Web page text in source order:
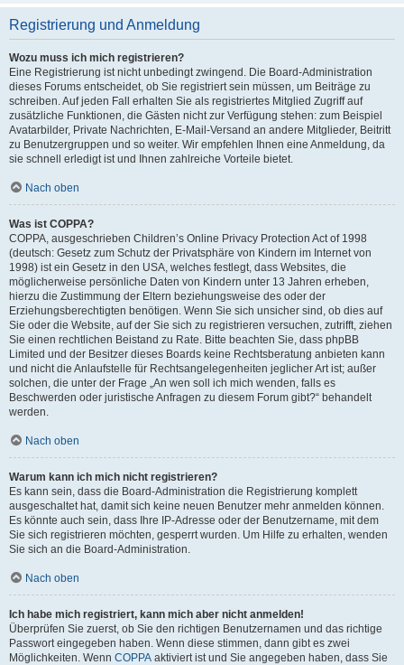
Registrierung und Anmeldung
Wozu muss ich mich registrieren?
Eine Registrierung ist nicht unbedingt zwingend. Die Board-Administration
dieses Forums entscheidet, ob Sie registriert sein müssen, um Beiträge zu
schreiben. Auf jeden Fall erhalten Sie als registriertes Mitglied Zugriff auf
zusätzliche Funktionen, die Gästen nicht zur Verfügung stehen: zum Beispiel
Avatarbilder, Private Nachrichten, E-Mail-Versand an andere Mitglieder, Beitritt
zu Benutzergruppen und so weiter. Wir empfehlen Ihnen eine Anmeldung, da
sie schnell erledigt ist und Ihnen zahlreiche Vorteile bietet.
Nach oben
Was ist COPPA?
COPPA, ausgeschrieben Children’s Online Privacy Protection Act of 1998
(deutsch: Gesetz zum Schutz der Privatsphäre von Kindern im Internet von
1998) ist ein Gesetz in den USA, welches festlegt, dass Websites, die
möglicherweise persönliche Daten von Kindern unter 13 Jahren erheben,
hierzu die Zustimmung der Eltern beziehungsweise des oder der
Erziehungsberechtigten benötigen. Wenn Sie sich unsicher sind, ob dies auf
Sie oder die Website, auf der Sie sich zu registrieren versuchen, zutrifft, ziehen
Sie einen rechtlichen Beistand zu Rate. Bitte beachten Sie, dass phpBB
Limited und der Besitzer dieses Boards keine Rechtsberatung anbieten kann
und nicht die Anlaufstelle für Rechtsangelegenheiten jeglicher Art ist; außer
solchen, die unter der Frage „An wen soll ich mich wenden, falls es
Beschwerden oder juristische Anfragen zu diesem Forum gibt?“ behandelt
werden.
Nach oben
Warum kann ich mich nicht registrieren?
Es kann sein, dass die Board-Administration die Registrierung komplett
ausgeschaltet hat, damit sich keine neuen Benutzer mehr anmelden können.
Es könnte auch sein, dass Ihre IP-Adresse oder der Benutzername, mit dem
Sie sich registrieren möchten, gesperrt wurden. Um Hilfe zu erhalten, wenden
Sie sich an die Board-Administration.
Nach oben
Ich habe mich registriert, kann mich aber nicht anmelden!
Überprüfen Sie zuerst, ob Sie den richtigen Benutzernamen und das richtige
Passwort eingegeben haben. Wenn diese stimmen, dann gibt es zwei
Möglichkeiten. Wenn COPPA aktiviert ist und Sie angegeben haben, dass Sie